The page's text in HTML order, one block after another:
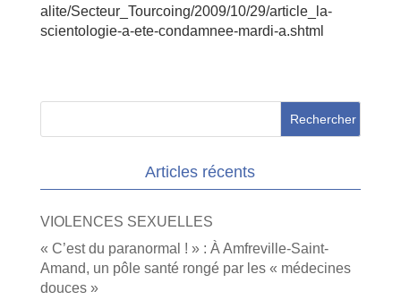
alite/Secteur_Tourcoing/2009/10/29/article_la-
scientologie-a-ete-condamnee-mardi-a.shtml
Articles récents
VIOLENCES SEXUELLES
« C’est du paranormal ! » : À Amfreville-Saint-
Amand, un pôle santé rongé par les « médecines
douces »